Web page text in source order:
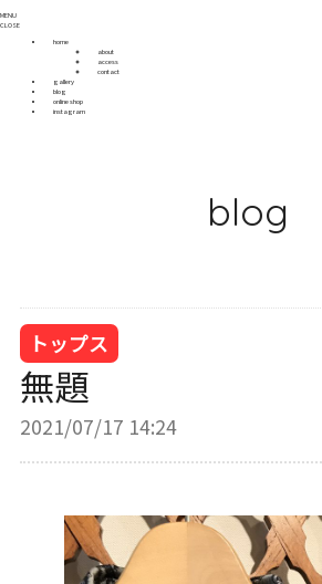
MENU
CLOSE
home
about
access
contact
gallery
blog
online shop
instagram
blog
トップス
無題
2021/07/17 14:24